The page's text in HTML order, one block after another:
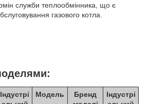
служби теплообмінника, що є
газового котла.
Індустрі
Модель
Бренд
Індустрі